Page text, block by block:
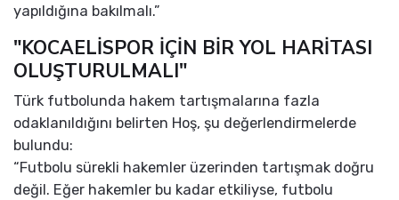
yapıldığına bakılmalı.”
"KOCAELİSPOR İÇİN BİR YOL HARİTASI
OLUŞTURULMALI"
Türk futbolunda hakem tartışmalarına fazla
odaklanıldığını belirten Hoş, şu değerlendirmelerde
bulundu:
“Futbolu sürekli hakemler üzerinden tartışmak doğru
değil. Eğer hakemler bu kadar etkiliyse, futbolu